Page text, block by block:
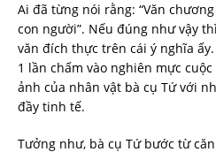
Ai đã từng nói rằng: “Văn
con người”. Nếu đúng như vậy
văn đích thực trên cái ý nghĩa
1 lần chấm vào nghiên mực
ảnh của nhân vật bà cụ Tứ với
đầy tinh tế.
Tưởng như, bà cụ Tứ bước từ